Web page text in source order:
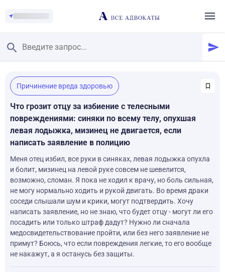
Главная
/
Смотреть заданные вопросы
/
Задать вопрос
Причинение вреда здоровью
Что грозит отцу за избиение с телесными
повреждениями: синяки по всему телу, опухшая
левая лодыжка, мизинец не двигается, если
написать заявление в полицию
Меня отец избил, все руки в синяках, левая лодыжка опухла
и болит, мизинец на левой руке совсем не шевелится,
возможно, сломан. Я пока не ходил к врачу, но боль сильная,
не могу нормально ходить и рукой двигать. Во время драки
соседи слышали шум и крики, могут подтвердить. Хочу
написать заявление, но не знаю, что будет отцу - могут ли его
посадить или только штраф дадут? Нужно ли сначала
медосвидетельствование пройти, или без него заявление не
примут? Боюсь, что если повреждения легкие, то его вообще
не накажут, а я останусь без защиты.